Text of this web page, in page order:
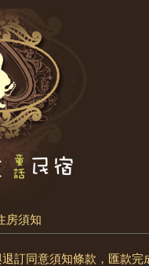
房須知
訂同意須知條款，匯款完